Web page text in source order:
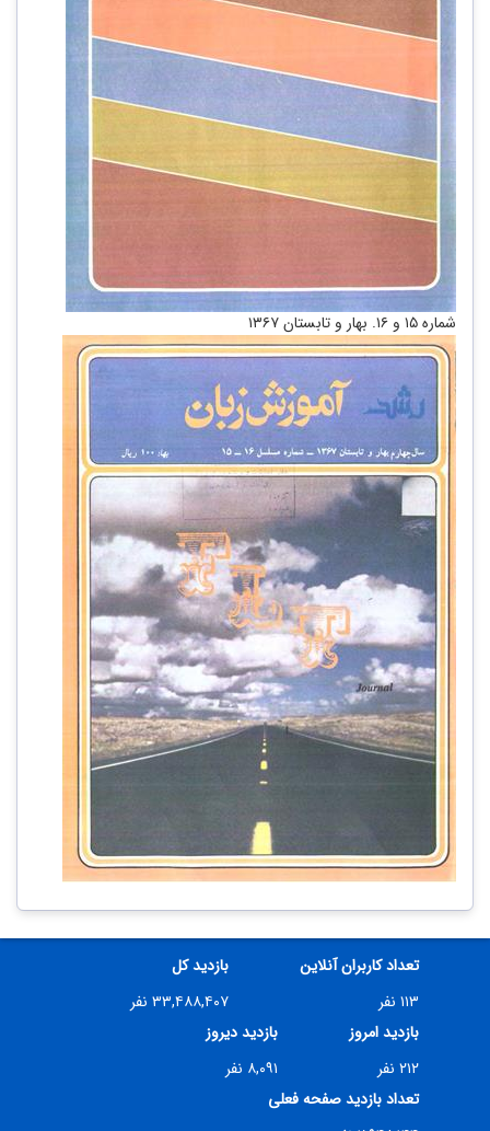
شماره ۱۵ و ۱۶. بهار و تابستان ۱۳۶۷
تعداد کاربران آنلاین
۱۱۳ نفر
بازدید کل
۳۳,۴۸۸,۴۰۷ نفر
بازدید امروز
۲۱۲ نفر
بازدید دیروز
۸,۰۹۱ نفر
تعداد بازدید صفحه فعلی